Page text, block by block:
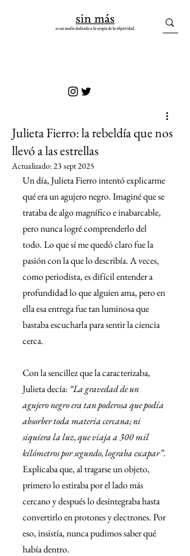
Julieta Fierro: la rebeldía que nos
llevó a las estrellas
Actualizado:23 sept 2025
Un día, Julieta Fierro intentó explicarme
qué era un agujero negro. Imaginé que se
trataba de algo magnífico e inabarcable,
pero nunca logré comprenderlo del
todo. Lo que sí me quedó claro fue la
pasión con la que lo describía. A veces,
como periodista, es difícil entender a
profundidad lo que alguien ama, pero en
ella esa entrega fue tan luminosa que
bastaba escucharla para sentir la ciencia
cerca.
Con la sencillez que la caracterizaba,
Julieta decía: “La gravedad de un
agujero negro era tan poderosa que podía
absorber toda materia cercana; ni
siquiera la luz, que viaja a 300 mil
kilómetros por segundo, lograba escapar”.
Explicaba que, al tragarse un objeto,
primero lo estiraba por el lado más
cercano y después lo desintegraba hasta
convertirlo en protones y electrones. Por
eso, insistía, nunca pudimos saber qué
había dentro.